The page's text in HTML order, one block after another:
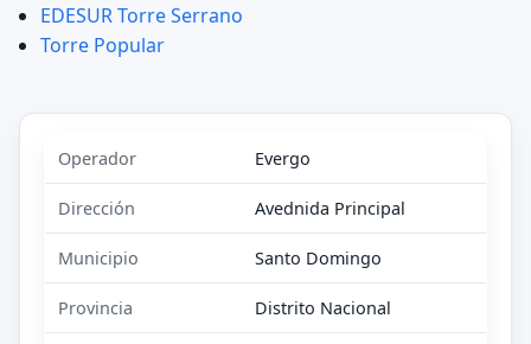
EDESUR Torre Serrano
Torre Popular
Operador Evergo
Dirección Avednida Principal
Municipio Santo Domingo
Provincia Distrito Nacional